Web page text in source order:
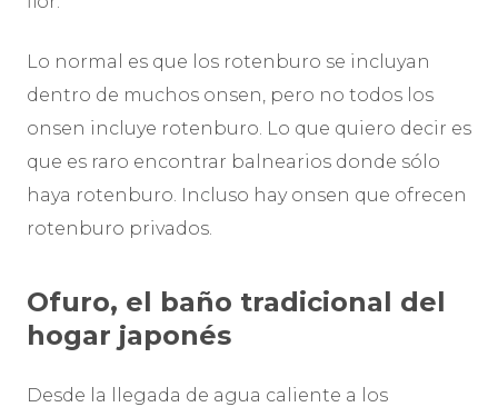
Lo normal es que los rotenburo se incluyan
dentro de muchos onsen, pero no todos los
onsen incluye rotenburo. Lo que quiero decir es
que es raro encontrar balnearios donde sólo
haya rotenburo. Incluso hay onsen que ofrecen
rotenburo privados.
Ofuro, el baño tradicional del
hogar japonés
Desde la llegada de agua caliente a los